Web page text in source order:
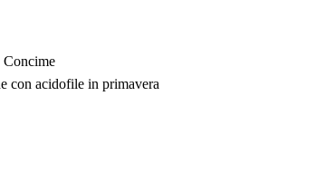
Concime
con acidofile in primavera